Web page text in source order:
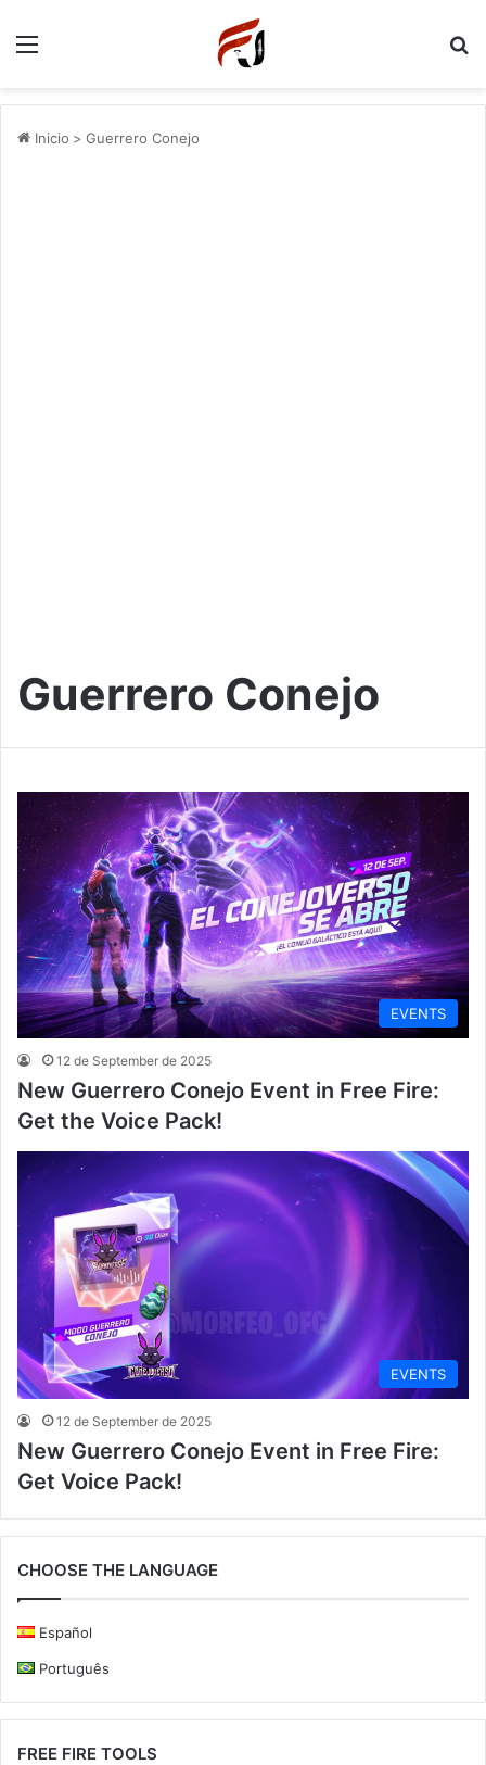
Menu
Inicio > Guerrero Conejo
Guerrero Conejo
EVENTS
12 de September de 2025
New Guerrero Conejo Event in Free Fire:
Get the Voice Pack!
EVENTS
12 de September de 2025
New Guerrero Conejo Event in Free Fire:
Get Voice Pack!
CHOOSE THE LANGUAGE
Español
Português
FREE FIRE TOOLS